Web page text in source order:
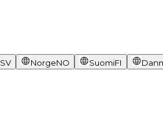
SV NorgeNO SuomiFI